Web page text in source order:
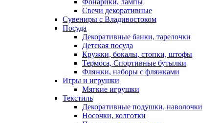
Фонарики, лампы
Свечи декоративные
Сувениры с Владивостоком
Посуда
Декоративные банки, тарелочки
Детская посуда
Кружки, бокалы, стопки, штофы
Термоса, Спортивные бутылки
Фляжки, наборы с фляжками
Игры и игрушки
Мягкие игрушки
Текстиль
Декоративные подушки, наволочки
Носочки, колготки